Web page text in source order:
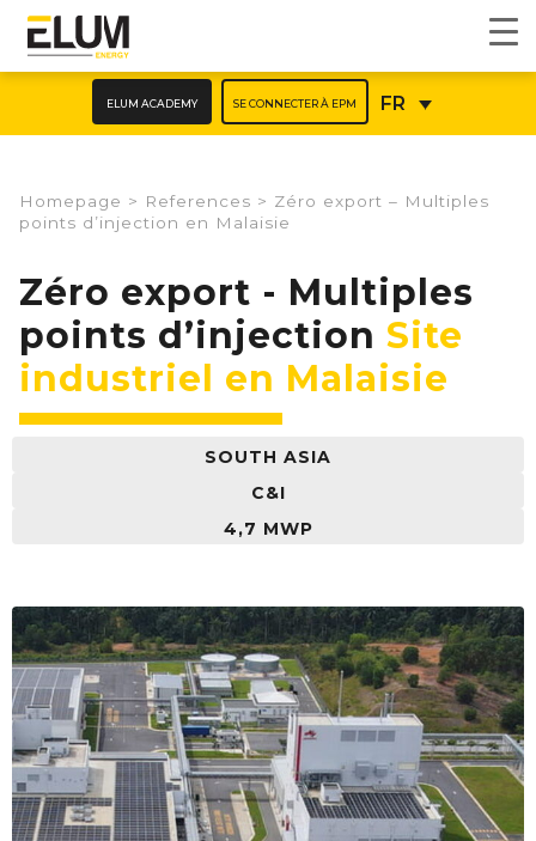
ELUM ACADEMY SE CONNECTER À EPM FR
Homepage > References > Zéro export – Multiples
points d’injection en Malaisie
Zéro export - Multiples
points d’injection Site
industriel en Malaisie
SOUTH ASIA
C&I
4,7 MWP